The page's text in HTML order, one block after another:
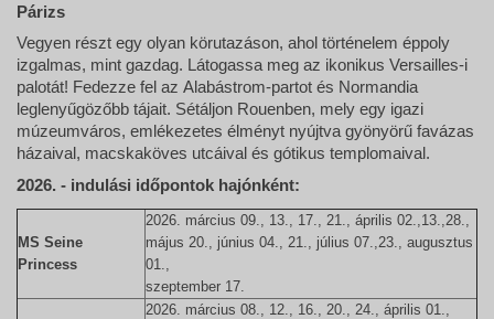
Párizs
Vegyen részt egy olyan körutazáson, ahol történelem éppoly
izgalmas, mint gazdag. Látogassa meg az ikonikus Versailles-i
palotát! Fedezze fel az Alabástrom-partot és Normandia
leglenyűgözőbb tájait. Sétáljon Rouenben, mely egy igazi
múzeumváros, emlékezetes élményt nyújtva gyönyörű favázas
házaival, macskaköves utcáival és gótikus templomaival.
2026. - indulási időpontok hajónként:
MS Seine
Princess
2026. március 09., 13., 17., 21., április 02.,13.,28.,
május 20., június 04., 21., július 07.,23., augusztus
01.,
szeptember 17.
2026. március 08., 12., 16., 20., 24., április 01.,